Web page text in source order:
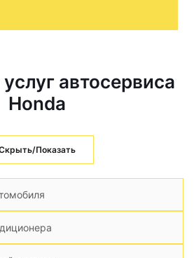
автосервиса
Honda
Показать